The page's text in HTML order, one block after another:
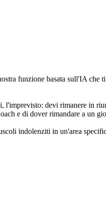
funzione basata sull'IA che
l'imprevisto: devi rimanere in
e di dover rimandare a un
indolenziti in un'area